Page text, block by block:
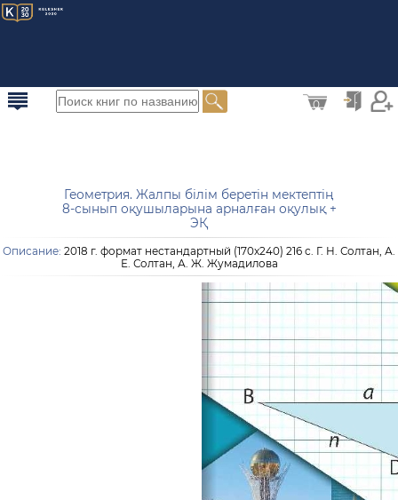
0
Геометрия. Жалпы білім беретін мектептің
8-сынып оқушыларына арналған оқулық +
ЭҚ
Описание: 2018 г. формат нестандартный (170x240) 216 с. Г. Н. Солтан, А.
Е. Солтан, А. Ж. Жумадилова